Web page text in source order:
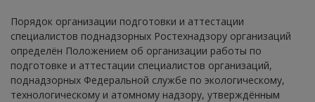
Порядок организации подготовки и аттестации
специалистов поднадзорных Ростехнадзору организаций
определён Положением об организации работы по
подготовке и аттестации специалистов организаций,
поднадзорных Федеральной службе по экологическому,
технологическому и атомному надзору, утверждённым